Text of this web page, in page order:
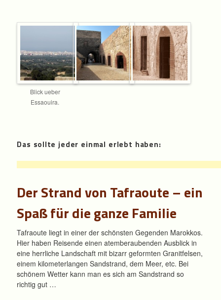
Blick ueber
Essaouira.
Das sollte jeder einmal erlebt haben:
Der Strand von Tafraoute – ein
Spaß für die ganze Familie
Tafraoute liegt in einer der schönsten Gegenden Marokkos.
Hier haben Reisende einen atemberaubenden Ausblick in
eine herrliche Landschaft mit bizarr geformten Granitfelsen,
einem kilometerlangen Sandstrand, dem Meer, etc. Bei
schönem Wetter kann man es sich am Sandstrand so
richtig gut …